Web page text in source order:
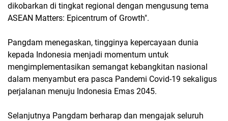
dikobarkan di tingkat regional dengan mengusung tema
ASEAN Matters: Epicentrum of Growth".
Pangdam menegaskan, tingginya kepercayaan dunia
kepada Indonesia menjadi momentum untuk
mengimplementasikan semangat kebangkitan nasional
dalam menyambut era pasca Pandemi Covid-19 sekaligus
perjalanan menuju Indonesia Emas 2045.
Selanjutnya Pangdam berharap dan mengajak seluruh